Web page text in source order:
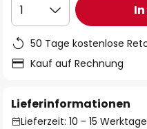
1
50 Tage kostenlose
Kauf auf Rechnung
Lieferinformationen
Lieferzeit: 10 - 15 Werktage